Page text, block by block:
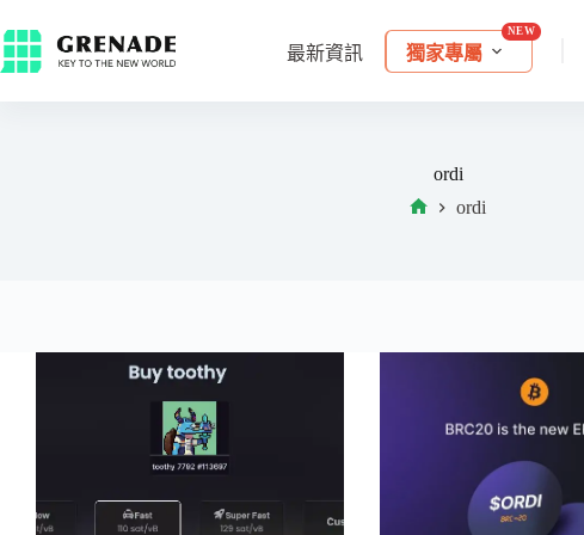
最新資訊 獨家專屬
ordi
ordi